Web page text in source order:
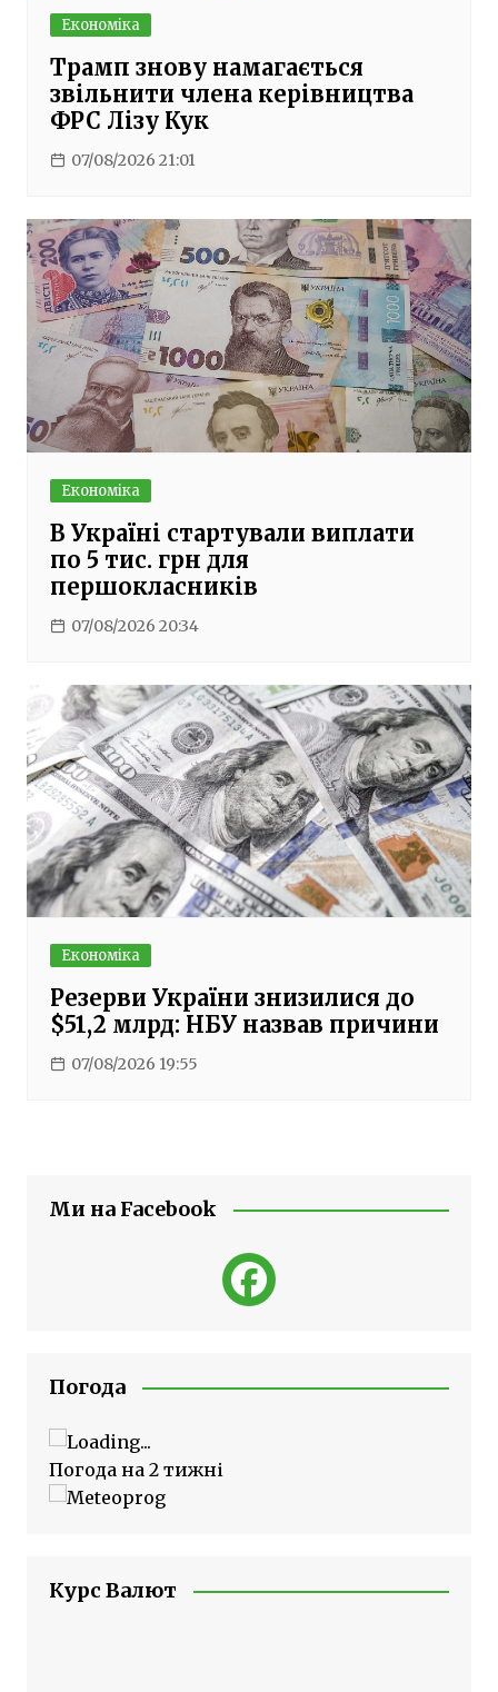
Економіка
Трамп знову намагається
звільнити члена керівництва
ФРС Лізу Кук
07/08/2026 21:01
Економіка
В Україні стартували виплати
по 5 тис. грн для
першокласників
07/08/2026 20:34
Економіка
Резерви України знизилися до
$51,2 млрд: НБУ назвав причини
07/08/2026 19:55
Ми на Facebook
Погода
Погода на 2 тижні
Курс Валют